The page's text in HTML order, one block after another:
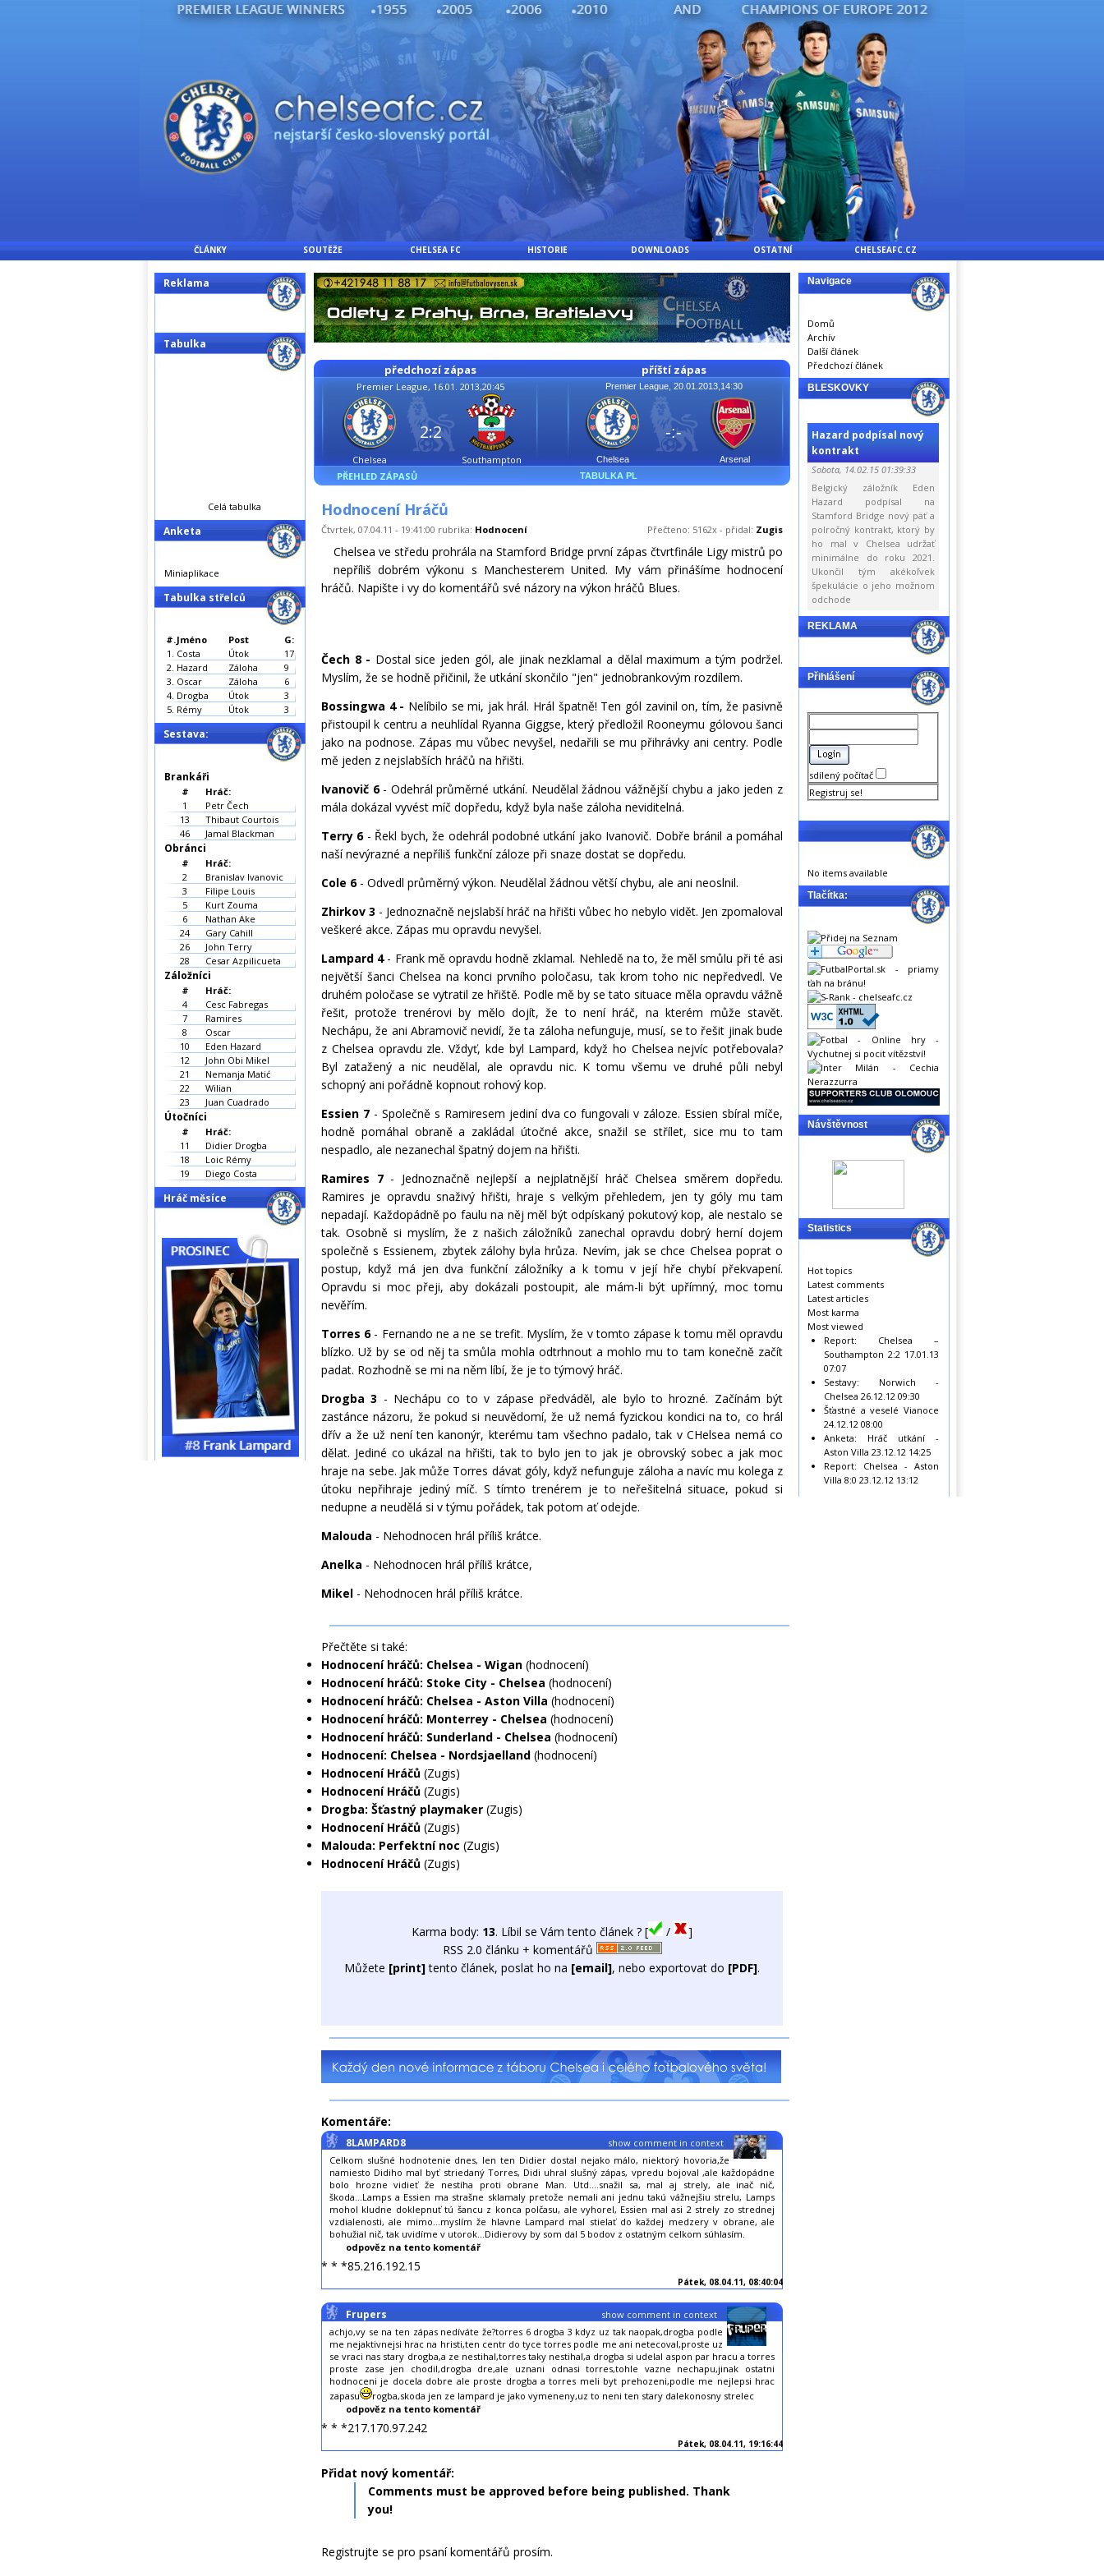
ČLÁNKY SOUTĚŽE CHELSEA FC HISTORIE DOWNLOADS OSTATNÍ CHELSEAFC.CZ
předchozí zápas
Premier League, 16.01. 2013,20:45
Chelsea Southampton
2:2
PŘEHLED ZÁPASŮ
příští zápas
Premier League, 20.01.2013,14:30
Chelsea Arsenal
-:-
TABULKA PL
Hodnocení Hráčů
Čtvrtek, 07.04.11 - 19:41:00 rubrika: Hodnocení Přečteno: 5162x - přidal: Zugis
Chelsea ve středu prohrála na Stamford Bridge první zápas čtvrtfinále Ligy mistrů po
nepříliš dobrém výkonu s Manchesterem United. My vám přinášíme hodnocení
hráčů. Napište i vy do komentářů své názory na výkon hráčů Blues.
Čech 8 - Dostal sice jeden gól, ale jinak nezklamal a dělal maximum a tým podržel.
Myslím, že se hodně přičinil, že utkání skončilo "jen" jednobrankovým rozdílem.
Bossingwa 4 - Nelíbilo se mi, jak hrál. Hrál špatně! Ten gól zavinil on, tím, že pasivně
přistoupil k centru a neuhlídal Ryanna Giggse, který předložil Rooneymu gólovou šanci
jako na podnose. Zápas mu vůbec nevyšel, nedařili se mu přihrávky ani centry. Podle
mě jeden z nejslabších hráčů na hřišti.
Ivanovič 6 - Odehrál průměrné utkání. Neudělal žádnou vážnější chybu a jako jeden z
mála dokázal vyvést míč dopředu, když byla naše záloha neviditelná.
Terry 6- Řekl bych, že odehrál podobné utkání jako Ivanovič. Dobře bránil a pomáhal
naší nevýrazné a nepříliš funkční záloze při snaze dostat se dopředu.
Cole 6- Odvedl průměrný výkon. Neudělal žádnou větší chybu, ale ani neoslnil.
Zhirkov 3 - Jednoznačně nejslabší hráč na hřišti vůbec ho nebylo vidět. Jen zpomaloval
veškeré akce. Zápas mu opravdu nevyšel.
Lampard 4 - Frank mě opravdu hodně zklamal. Nehledě na to, že měl smůlu při té asi
největší šanci Chelsea na konci prvního poločasu, tak krom toho nic nepředvedl. Ve
druhém poločase se vytratil ze hřiště. Podle mě by se tato situace měla opravdu vážně
řešit, protože trenérovi by mělo dojít, že to není hráč, na kterém může stavět.
Nechápu, že ani Abramovič nevidí, že ta záloha nefunguje, musí, se to řešit jinak bude
z Chelsea opravdu zle. Vždyť, kde byl Lampard, když ho Chelsea nejvíc potřebovala?
Byl zatažený a nic neudělal, ale opravdu nic. K tomu všemu ve druhé půli nebyl
schopný ani pořádně kopnout rohový kop.
Essien 7- Společně s Ramiresem jediní dva co fungovali v záloze. Essien sbíral míče,
hodně pomáhal obraně a zakládal útočné akce, snažil se střílet, sice mu to tam
nespadlo, ale nezanechal špatný dojem na hřišti.
Ramires 7- Jednoznačně nejlepší a nejplatnější hráč Chelsea směrem dopředu.
Ramires je opravdu snaživý hřišti, hraje s velkým přehledem, jen ty góly mu tam
nepadají. Každopádně po faulu na něj měl být odpískaný pokutový kop, ale nestalo se
tak. Osobně si myslím, že z našich záložníků zanechal opravdu dobrý herní dojem
společně s Essienem, zbytek zálohy byla hrůza. Nevím, jak se chce Chelsea poprat o
postup, když má jen dva funkční záložníky a k tomu v její hře chybí překvapení.
Opravdu si moc přeji, aby dokázali postoupit, ale mám-li být upřímný, moc tomu
nevěřím.
Torres 6- Fernando ne a ne se trefit. Myslím, že v tomto zápase k tomu měl opravdu
blízko. Už by se od něj ta smůla mohla odtrhnout a mohlo mu to tam konečně začít
padat. Rozhodně se mi na něm líbí, že je to týmový hráč.
Drogba 3 - Nechápu co to v zápase předváděl, ale bylo to hrozné. Začínám být
zastánce názoru, že pokud si neuvědomí, že už nemá fyzickou kondici na to, co hrál
dřív a že už není ten kanonýr, kterému tam všechno padalo, tak v CHelsea nemá co
dělat. Jediné co ukázal na hřišti, tak to bylo jen to jak je obrovský sobec a jak moc
hraje na sebe. Jak může Torres dávat góly, když nefunguje záloha a navíc mu kolega z
útoku nepřihraje jediný míč. S tímto trenérem je to neřešitelná situace, pokud si
nedupne a neudělá si v týmu pořádek, tak potom ať odejde.
Malouda - Nehodnocen hrál příliš krátce.
Anelka - Nehodnocen hrál příliš krátce,
Mikel - Nehodnocen hrál příliš krátce.
Přečtěte si také:
Hodnocení hráčů: Chelsea - Wigan (hodnocení)
Hodnocení hráčů: Stoke City - Chelsea (hodnocení)
Hodnocení hráčů: Chelsea - Aston Villa (hodnocení)
Hodnocení hráčů: Monterrey - Chelsea (hodnocení)
Hodnocení hráčů: Sunderland - Chelsea (hodnocení)
Hodnocení: Chelsea - Nordsjaelland (hodnocení)
Hodnocení Hráčů (Zugis)
Hodnocení Hráčů (Zugis)
Drogba: Šťastný playmaker (Zugis)
Hodnocení Hráčů (Zugis)
Malouda: Perfektní noc (Zugis)
Hodnocení Hráčů (Zugis)
Karma body: 13. Líbil se Vám tento článek ? [ /
]
RSS 2.0 článku + komentářů
Můžete [print]tento článek, poslat ho na [email], nebo exportovat do [PDF].
Komentáře:
show comment in context
8LAMPARD8
Celkom slušné hodnotenie dnes, len ten Didier dostal nejako málo, niektorý hovoria,že
namiesto Didiho mal byť striedaný Torres, Didi uhral slušný zápas, vpredu bojoval ,ale každopádne
bolo hrozne vidieť že nestíha proti obrane Man. Utd....snažil sa, mal aj strely, ale inač nič,
škoda...Lamps a Essien ma strašne sklamaly pretože nemali ani jednu takú vážnejšiu strelu, Lamps
mohol kludne doklepnuť tú šancu z konca polčasu, ale vyhorel, Essien mal asi 2 strely zo strednej
vzdialenosti, ale mimo...myslím že hlavne Lampard mal stielať do každej medzery v obrane, ale
bohužial nič, tak uvidíme v utorok...Didierovy by som dal 5 bodov z ostatným celkom súhlasím.
odpověz na tento komentář
* * *85.216.192.15
Pátek, 08.04.11, 08:40:04
show comment in context
Frupers
achjo,vy se na ten zápas nedíváte že?torres 6 drogba 3 kdyz uz tak naopak,drogba podle
me nejaktivnejsi hrac na hristi,ten centr do tyce torres podle me ani netecoval,proste uz
se vraci nas stary drogba,a ze nestihal,torres taky nestihal,a drogba si udelal aspon par hracu a torres
proste zase jen chodil,drogba dre,ale uznani odnasi torres,tohle vazne nechapu,jinak ostatni
hodnoceni je docela dobre ale proste drogba a torres meli byt prehozeni,podle me nejlepsi hrac
zapasu
rogba,skoda jen ze lampard je jako vymeneny,uz to neni ten stary dalekonosny strelec
odpověz na tento komentář
* * *217.170.97.242
Pátek, 08.04.11, 19:16:44
Přidat nový komentář:
Comments must be approved before being published. Thank
you!
Registrujte se pro psaní komentářů prosím.
Reklama
Tabulka
Celá tabulka
Anketa
Miniaplikace
Tabulka střelců
#.Jméno Post
G:
1. Costa Útok
17
2. Hazard Záloha
9
3. Oscar Záloha
6
4. Drogba Útok
3
5. Rémy Útok 3
Sestava:
Brankáři
#
Hráč:
1
Petr Čech
13
Thibaut Courtois
46
Jamal Blackman
Obránci
#
Hráč:
2
Branislav Ivanovic
3
Filipe Louis
5
Kurt Zouma
6
Nathan Ake
24
Gary Cahill
26
John Terry
28
Cesar Azpilicueta
Záložníci
#
Hráč:
4
Cesc Fabregas
7
Ramires
8
Oscar
10
Eden Hazard
12
John Obi Mikel
21
Nemanja Matić
22
Wilian
23
Juan Cuadrado
Útočníci
#
Hráč:
11
Didier Drogba
18
Loic Rémy
19
Diego Costa
Hráč měsíce
Navigace
Domů
Archív
Další článek
Předchozí článek
BLESKOVKY
Hazard podpísal nový
kontrakt
Sobota, 14.02.15 01:39:33
Belgický záložník Eden
Hazard podpísal na
Stamford Bridge nový päť a
polročný kontrakt, ktorý by
ho mal v Chelsea udržať
minimálne do roku 2021.
Ukončil tým akékoľvek
špekulácie o jeho možnom
odchode
REKLAMA
Přihlášení
sdílený počítač
Registruj se!
No items available
Tlačítka:
Návštěvnost
Statistics
Hot topics
Latest comments
Latest articles
Most karma
Most viewed
Report: Chelsea –
Southampton 2:2 17.01.13
07:07
Sestavy: Norwich -
Chelsea 26.12.12 09:30
Šťastné a veselé Vianoce
24.12.12 08:00
Anketa: Hráč utkání -
Aston Villa 23.12.12 14:25
Report: Chelsea - Aston
Villa 8:0 23.12.12 13:12